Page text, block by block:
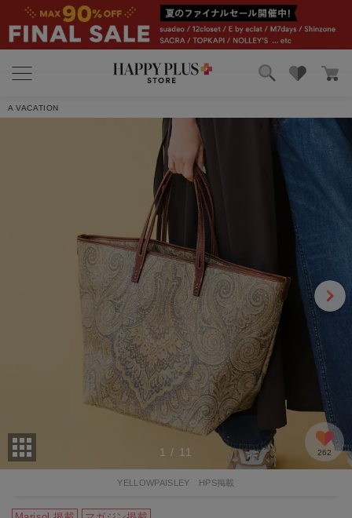
カテゴリ
特集
A VACATION
1 / 11 262
YELLOWPAISLEY HPS掲載